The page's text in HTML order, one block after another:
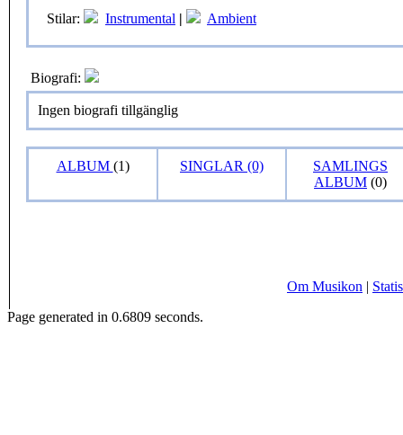
Stilar: Instrumental | Ambient
Biografi:
Ingen biografi tillgänglig
ALBUM (1) SINGLAR (0)
SAMLINGS
ALBUM (0)
Om Musikon |
Page generated in 0.6809 seconds.